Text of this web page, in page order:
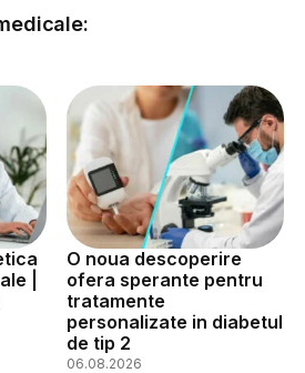
|
O noua descoperire
ofera sperante pentru
tratamente
personalizate in diabetul
de tip 2
06.08.2026